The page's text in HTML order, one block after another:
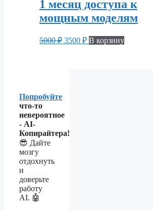
1 месяц доступа к
мощным моделям
5000₽ Первоначальная
3500 ₽Текущая
В корзину
Попробуйте
что-то
невероятное
- AI-
Копирайтера!
😎 Дайте
мозгу
отдохнуть
и
доверьте
работу
AI. 🤖